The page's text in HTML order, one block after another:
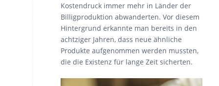
Kostendruck immer mehr in Länder der
Billigproduktion abwanderten. Vor diesem
Hintergrund erkannte man bereits in den
achtziger Jahren, dass neue ähnliche
Produkte aufgenommen werden mussten,
die die Existenz für lange Zeit sicherten.